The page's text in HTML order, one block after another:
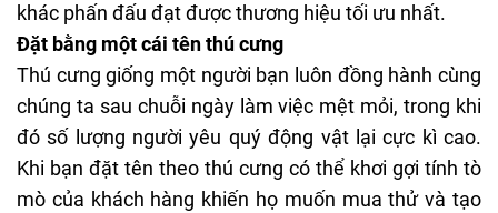
khác phấn đấu đạt được thương hiệu tối ưu nhất.
Đặt bằng một cái tên thú cưng
Thú cưng giống một người bạn luôn đồng hành cùng
chúng ta sau chuỗi ngày làm việc mệt mỏi, trong khi
đó số lượng người yêu quý động vật lại cực kì cao.
Khi bạn đặt tên theo thú cưng có thể khơi gợi tính tò
mò của khách hàng khiến họ muốn mua thử và tạo